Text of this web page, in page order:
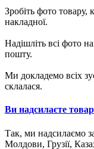
Зробіть фото товару,
накладної.
Надішліть всі фото
пошту.
Ми докладемо всіх
склалася.
Ви надсилаєте
Так, ми надсилаємо
Молдови, Грузії,